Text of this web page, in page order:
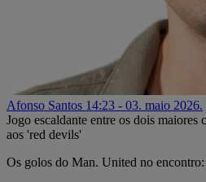
Afonso Santos 14:23 - 03. maio 2026.
Jogo escaldante entre os dois maiores
aos 'red devils'
Os golos do Man. United no encontro: